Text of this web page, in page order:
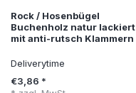
Rock / Hosenbügel
Buchenholz natur lackiert
mit anti-rutsch Klammern
Deliverytime
€3,86 *